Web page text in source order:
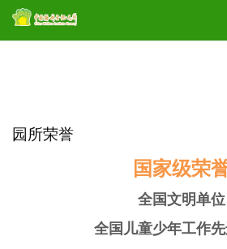
园所荣誉
园所荣誉
国家级荣
全国文明单位
全国儿童少年工作